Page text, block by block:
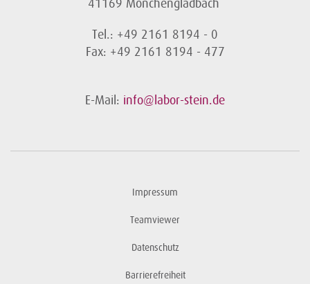
41169 Mönchengladbach
Tel.: +49 2161 8194 - 0
Fax: +49 2161 8194 - 477
E-Mail: info@labor-stein.de
Impressum
Teamviewer
Datenschutz
Barrierefreiheit